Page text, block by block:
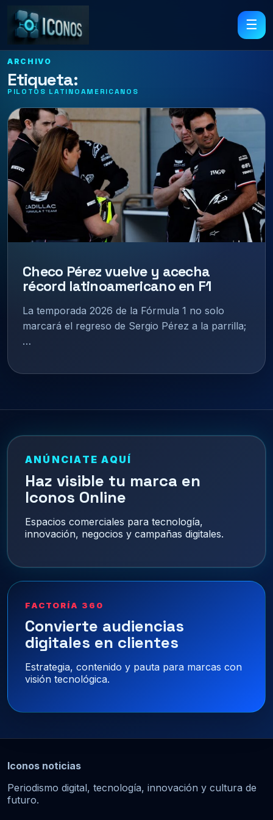
☰
ARCHIVO
Etiqueta:
PILOTOS LATINOAMERICANOS
Checo Pérez vuelve y acecha
récord latinoamericano en F1
La temporada 2026 de la Fórmula 1 no solo
marcará el regreso de Sergio Pérez a la parrilla;
…
ANÚNCIATE AQUÍ
Haz visible tu marca en
Iconos Online
Espacios comerciales para tecnología,
innovación, negocios y campañas digitales.
FACTORÍA 360
Convierte audiencias
digitales en clientes
Estrategia, contenido y pauta para marcas con
visión tecnológica.
Iconos noticias
Periodismo digital, tecnología, innovación y cultura de
futuro.